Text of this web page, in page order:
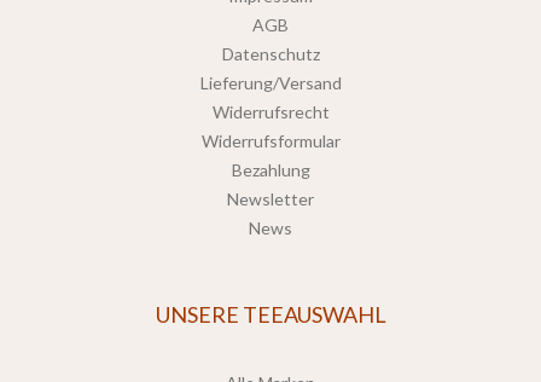
AGB
Datenschutz
Lieferung/Versand
Widerrufsrecht
Widerrufsformular
Bezahlung
Newsletter
News
UNSERE TEEAUSWAHL